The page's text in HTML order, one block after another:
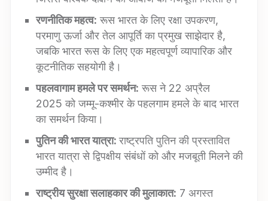
रणनीतिक महत्व: रूस भारत के लिए रक्षा उपकरण,
परमाणु ऊर्जा और तेल आपूर्ति का प्रमुख साझेदार है,
जबकि भारत रूस के लिए एक महत्वपूर्ण व्यापारिक और
कूटनीतिक सहयोगी है।
पहलवागाम हमले पर समर्थन: रूस ने 22 अप्रैल
2025 को जम्मू-कश्मीर के पहलगाम हमले के बाद भारत
का समर्थन किया।
पुतिन की भारत यात्रा:राष्ट्रपति पुतिन की प्रस्तावित
भारत यात्रा से द्विपक्षीय संबंधों को और मजबूती मिलने की
उम्मीद है।
राष्ट्रीय सुरक्षा सलाहकार की मुलाकात: 7 अगस्त